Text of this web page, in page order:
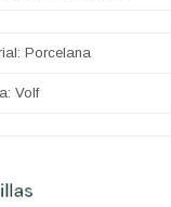
Porcelana
Volf